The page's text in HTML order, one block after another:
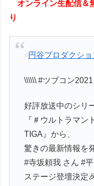
オンライン生配信＆
り
円谷プロダクショ
\\\\\\ #ツブコン2021
好評放送中のシリ
『＃ウルトラマン
TIGA』から、
驚きの最新情報を
#寺坂頼我 さん #
ステージ登壇決定